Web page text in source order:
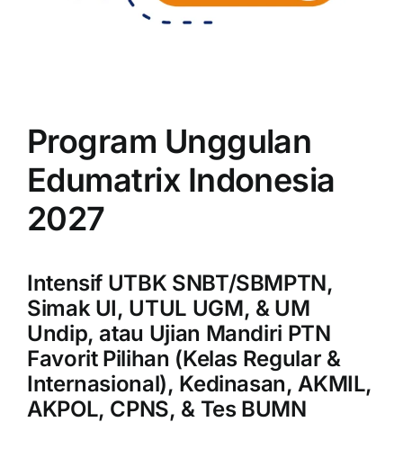
Program Unggulan
Edumatrix Indonesia
2027
Intensif UTBK SNBT/SBMPTN,
Simak UI, UTUL UGM, & UM
Undip, atau Ujian Mandiri PTN
Favorit Pilihan (Kelas Regular &
Internasional), Kedinasan, AKMIL,
AKPOL, CPNS, & Tes BUMN